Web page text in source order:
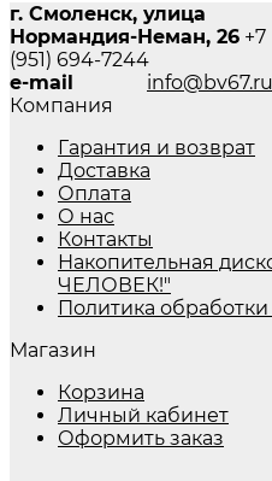
г. Смоленск, улица
Нормандия-Неман, 26 +7
(951) 694-7244
e-mail
info@bv67.ru
Компания
Гарантия и возврат
Доставка
Оплата
О нас
Контакты
Накопительная
ЧЕЛОВЕК!"
Политика
Магазин
Корзина
Личный кабинет
Оформить заказ